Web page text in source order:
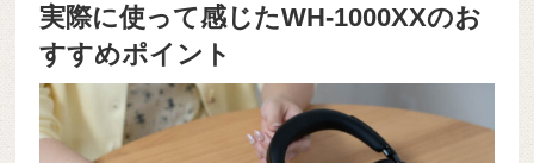
実際に使って感じたWH-1000XXのお
すすめポイント